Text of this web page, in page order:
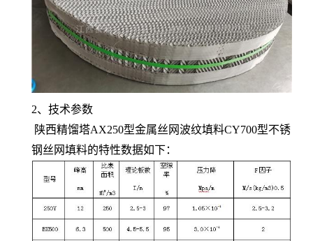
2、技术参数
陕西精馏塔AX250型金属丝网波纹填料CY700型不锈
钢丝网填料的特性数据如下：